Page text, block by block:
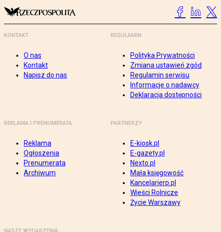
KONTAKT
O nas
Kontakt
Napisz do nas
REGULAMIN
Polityka Prywatności
Zmiana ustawień zgód
Regulamin serwisu
Informacje o nadawcy
Deklaracja dostępności
REKLAMA I PRENUMERATA
Reklama
Ogłoszenia
Prenumerata
Archiwum
PARTNERZY
E-kiosk.pl
E-gazety.pl
Nexto.pl
Mała księgowość
Kancelarierp.pl
Wieści Rolnicze
Życie Warszawy